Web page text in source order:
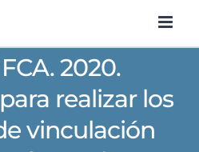
2020.
realizar los
vinculación